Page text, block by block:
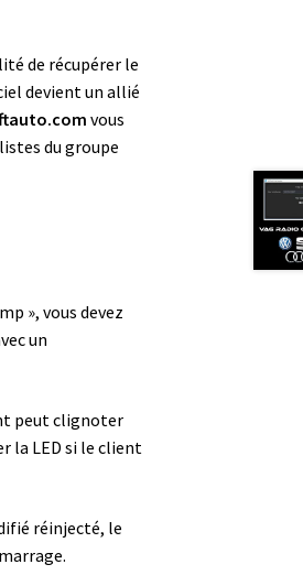
de récupérer le
devient un allié
vous
du groupe
», vous devez
un
peut clignoter
la LED si le client
réinjecté, le